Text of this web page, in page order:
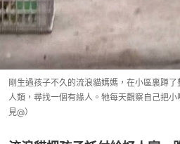
剛生過孩子不久的流浪貓媽媽，在小區裏蹲
人類，尋找一個有緣人。牠每天觀察自己把
見@）